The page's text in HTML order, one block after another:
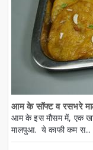
आम के सॉफ्ट व रसभरे
आम के इस मौसम में, एक
मालपुआ. ये काफी कम स...